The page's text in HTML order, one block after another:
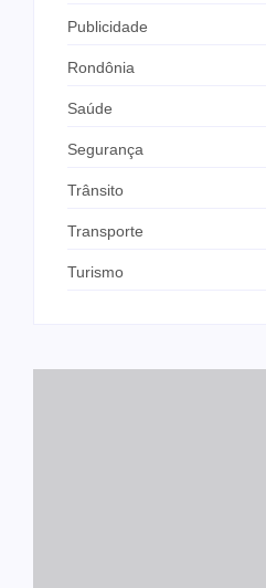
Publicidade
Rondônia
Saúde
Segurança
Trânsito
Transporte
Turismo